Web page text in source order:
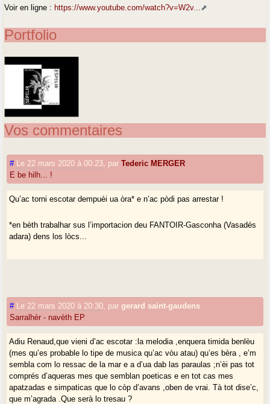
Voir en ligne : https://www.youtube.com/watch?v=W2v...
Portfolio
Vos commentaires
# Le 22 mars 2020 à 00:23 parTederic MERGER
E be hilh... !
Qu’ac torni escotar dempuèi ua òra* e n’ac pòdi pas arrestar !
*en bèth trabalhar sus l’importacion deu FANTOIR-Gasconha (Vasadés
adara) dens los lòcs...
# Le 22 mars 2020 à 20:30 pargerard saint-gaudens
Sarralhèr - navèth EP
Adiu Renaud,que vieni d’ac escotar :la melodia ,enquera timida benlèu
(mes qu’es probable lo tipe de musica qu’ac vòu atau) qu’es bèra , e’m
sembla com lo ressac de la mar e a d’ua dab las paraulas ;n’èi pas tot
comprés d’aqueras mes que semblan poeticas e en tot cas mes
apatzadas e simpaticas que lo còp d’avans ,oben de vrai. Tà tot dise’c,
que m’agrada .Que serà lo tresau ?